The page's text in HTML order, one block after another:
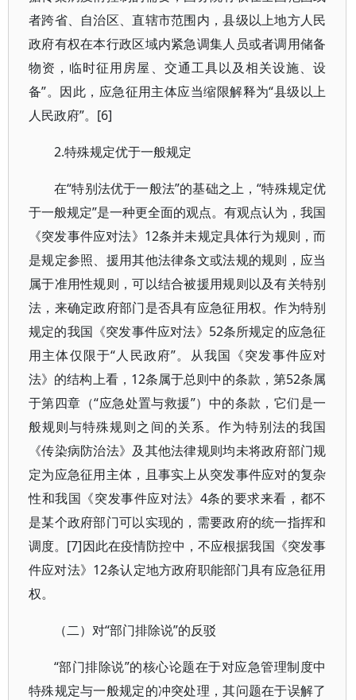
者跨省、自治区、直辖市范围内，县级以上地方人民
政府有权在本行政区域内紧急调集人员或者调用储备
物资，临时征用房屋、交通工具以及相关设施、设
备”。因此，应急征用主体应当缩限解释为“县级以上
人民政府”。[6]
2.特殊规定优于一般规定
在“特别法优于一般法”的基础之上，“特殊规定优
于一般规定”是一种更全面的观点。有观点认为，我国
《突发事件应对法》12条并未规定具体行为规则，而
是规定参照、援用其他法律条文或法规的规则，应当
属于准用性规则，可以结合被援用规则以及有关特别
法，来确定政府部门是否具有应急征用权。作为特别
规定的我国《突发事件应对法》52条所规定的应急征
用主体仅限于“人民政府”。从我国《突发事件应对
法》的结构上看，12条属于总则中的条款，第52条属
于第四章（“应急处置与救援”）中的条款，它们是一
般规则与特殊规则之间的关系。作为特别法的我国
《传染病防治法》及其他法律规则均未将政府部门规
定为应急征用主体，且事实上从突发事件应对的复杂
性和我国《突发事件应对法》4条的要求来看，都不
是某个政府部门可以实现的，需要政府的统一指挥和
调度。[7]因此在疫情防控中，不应根据我国《突发事
件应对法》12条认定地方政府职能部门具有应急征用
权。
（二）对“部门排除说”的反驳
“部门排除说”的核心论题在于对应急管理制度中
特殊规定与一般规定的冲突处理，其问题在于误解了